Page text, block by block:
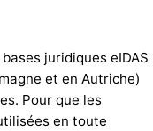
juridiques eIDAS
et en Autriche)
Pour que les
en toute